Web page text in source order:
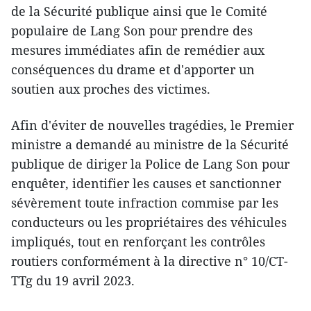
de la Sécurité publique ainsi que le Comité
populaire de Lang Son pour prendre des
mesures immédiates afin de remédier aux
conséquences du drame et d'apporter un
soutien aux proches des victimes.
Afin d'éviter de nouvelles tragédies, le Premier
ministre a demandé au ministre de la Sécurité
publique de diriger la Police de Lang Son pour
enquêter, identifier les causes et sanctionner
sévèrement toute infraction commise par les
conducteurs ou les propriétaires des véhicules
impliqués, tout en renforçant les contrôles
routiers conformément à la directive n° 10/CT-
TTg du 19 avril 2023.